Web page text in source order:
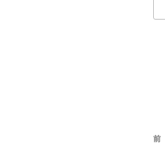
投
過
前